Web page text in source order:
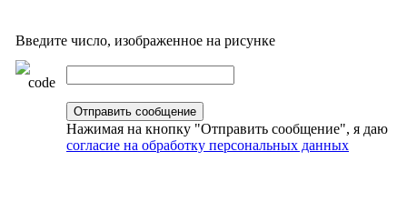
Введите число, изображенное на рисунке
Нажимая на кнопку "Отправить сообщение", я даю
согласие на обработку персональных данных